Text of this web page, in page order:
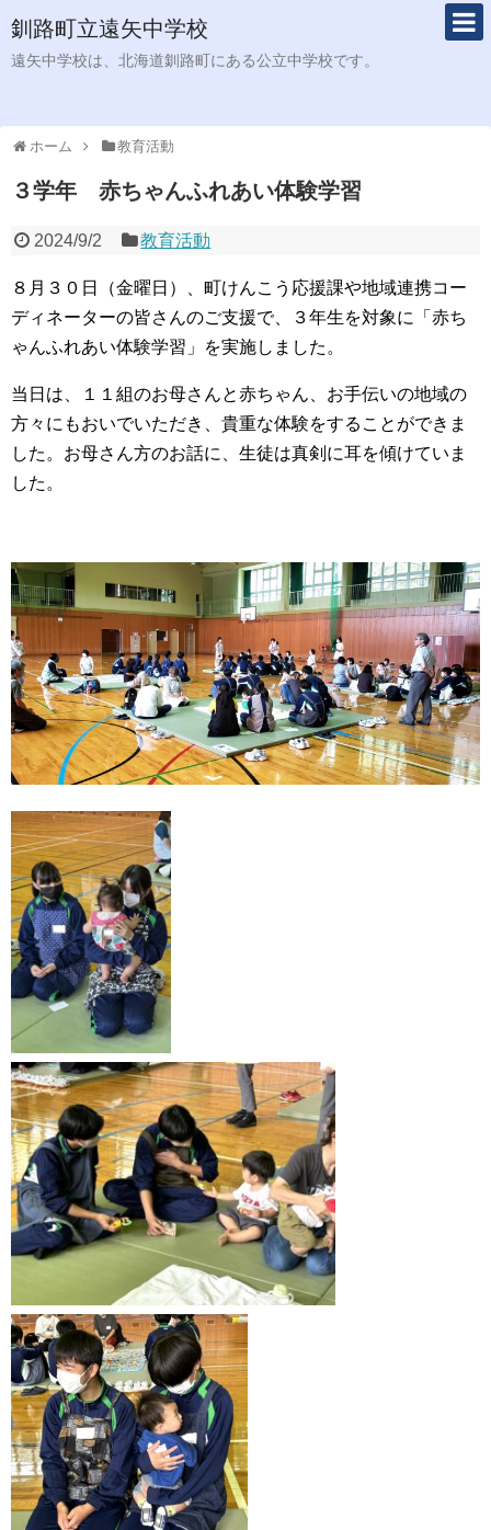
釧路町立遠矢中学校
遠矢中学校は、北海道釧路町にある公立中学校です。
ホーム 教育活動
３学年 赤ちゃんふれあい体験学習
2024/9/2 教育活動
８月３０日（金曜日）、町けんこう応援課や地域連携コー
ディネーターの皆さんのご支援で、３年生を対象に「赤ち
ゃんふれあい体験学習」を実施しました。
当日は、１１組のお母さんと赤ちゃん、お手伝いの地域の
方々にもおいでいただき、貴重な体験をすることができま
した。お母さん方のお話に、生徒は真剣に耳を傾けていま
した。